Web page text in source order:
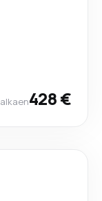
alkaen428 €